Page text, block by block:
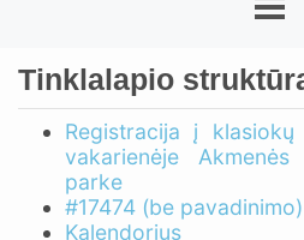
Tinklalapio
Registracija į klasiokų
vakarienėje
parke
#17474 (be pavadinimo)
Kalendorius